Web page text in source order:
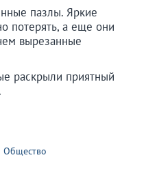
пазлы. Яркие
потерять, а еще они
вырезанные
раскрыли приятный
.
Общество